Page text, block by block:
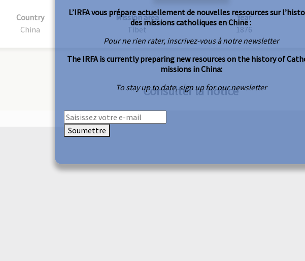
Country
China
Mission area
Tibet
Year
1876
Consulter la notice
L’IRFA vous prépare actuellement de nouvelles ressources sur
des missions catholiques en Chine :
Pour ne rien rater, inscrivez-vous à notre newsletter
The IRFA is currently preparing new resources on the history of
missions in China:
To stay up to date, sign up for our newsletter
Soumettre